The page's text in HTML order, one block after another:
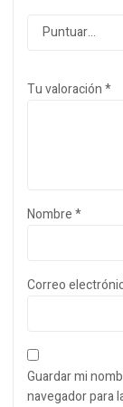
Tu valoración*
Nombre*
Correo
Guardar mi
navegador para